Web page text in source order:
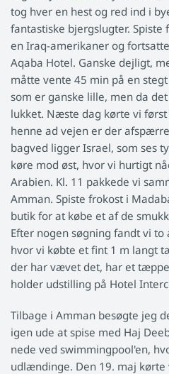
tog hver en hest og red ind i
fantastiske bjergslugter. Spiste
en Iraq-amerikaner og
Aqaba Hotel. Ganske dejligt,
måtte vente 45 min på en
som er ganske lille, men da
lukket. Næste dag kørte vi
henne ad vejen er der
bagved ligger Israel, som ses
køre mod øst, hvor vi hurtigt
Arabien. Kl. 11 pakkede vi
Amman. Spiste frokost i
butik for at købe et af de
Efter nogen søgning fandt vi
hvor vi købte et fint 1 m langt
der har vævet det, har et
holder udstilling på Hotel
Tilbage i Amman besøgte jeg
igen ude at spise med Haj
nede ved swimmingpool'en,
udlændinge. Den 19. maj